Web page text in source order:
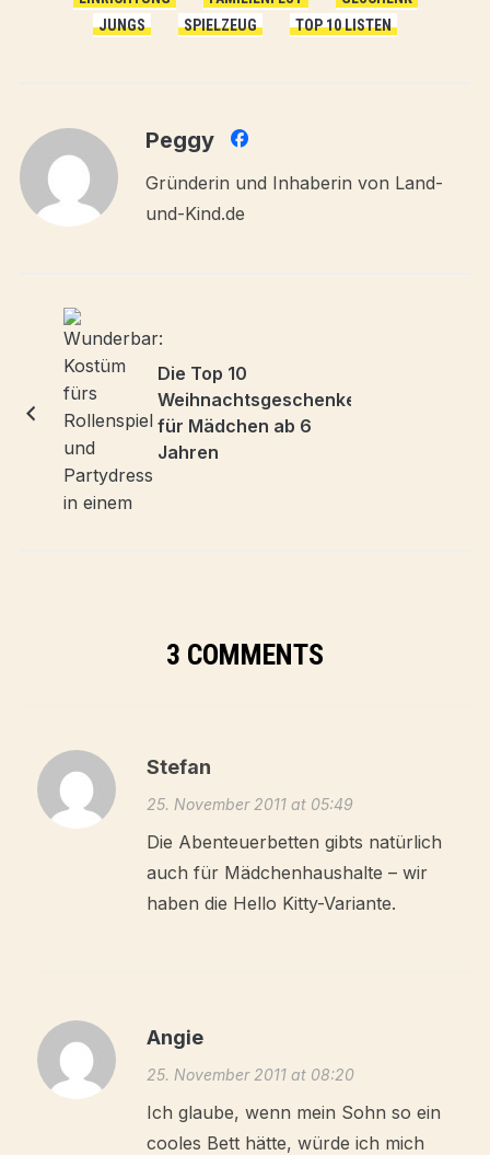
JUNGS
SPIELZEUG TOP 10 LISTEN
Peggy
Gründerin und Inhaberin von Land-
und-Kind.de
Die Top 10
Weihnachtsgeschenke
für Mädchen ab 6
Jahren
3 COMMENTS
Stefan
25. November 2011 at 05:49
Die Abenteuerbetten gibts natürlich
auch für Mädchenhaushalte – wir
haben die Hello Kitty-Variante.
Angie
25. November 2011 at 08:20
Ich glaube, wenn mein Sohn so ein
cooles Bett hätte, würde ich mich